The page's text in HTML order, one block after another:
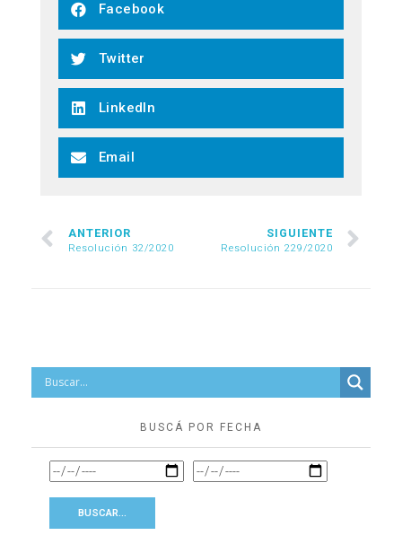
Facebook
Twitter
LinkedIn
Email
ANTERIOR
Resolución 32/2020
SIGUIENTE
Resolución 229/2020
BUSCÁ POR FECHA